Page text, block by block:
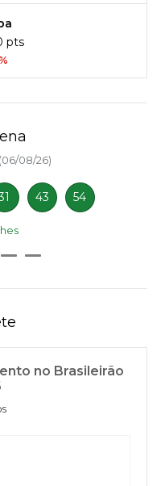
pts
08/26)
43 54
no Brasileirão